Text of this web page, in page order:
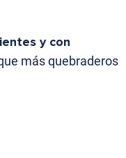
y con
más quebraderos